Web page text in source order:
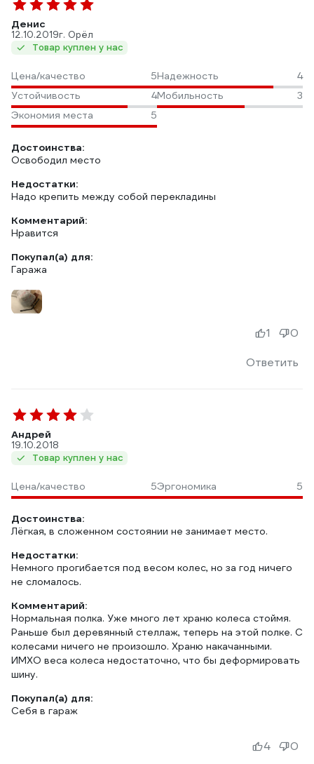
Денис
12.10.2019г. Орёл
Товар куплен у нас
Цена/качество 5Надежность
4
Устойчивость
4Мобильность
3
Экономия места
5
Достоинства:
Освободил место
Недостатки:
Надо крепить между собой перекладины
Комментарий:
Нравится
Покупал(а) для:
Гаража
Ответить
1 0
Андрей
19.10.2018
Товар куплен у нас
Цена/качество 5Эргономика 5
Достоинства:
Лёгкая, в сложенном состоянии не занимает место.
Недостатки:
Немного прогибается под весом колес, но за год ничего
не сломалось.
Комментарий:
Нормальная полка. Уже много лет храню колеса стоймя.
Раньше был деревянный стеллаж, теперь на этой полке. С
колесами ничего не произошло. Храню накачанными.
ИМХО веса колеса недостаточно, что бы деформировать
шину.
Покупал(а) для:
Себя в гараж
4 0